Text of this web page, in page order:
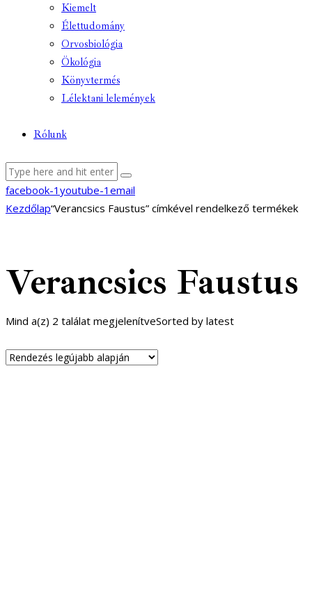
Kiemelt
Élettudomány
Orvosbiológia
Ökológia
Könyvtermés
Lélektani lelemények
Rólunk
facebook-1 youtube-1 email
Kezdőlap“Verancsics Faustus” címkével rendelkező termékek
Verancsics Faustus
Mind a(z) 2 találat megjelenítveSorted by latest